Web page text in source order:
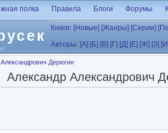
полка Правила Блоги Форумы
Книги: [Новые] [Жанры] [Серии]
Авторы: [А] [Б] [В] [Г] [Д] [Е] [Ж] [З]
Дерюгин
Александр Александрович